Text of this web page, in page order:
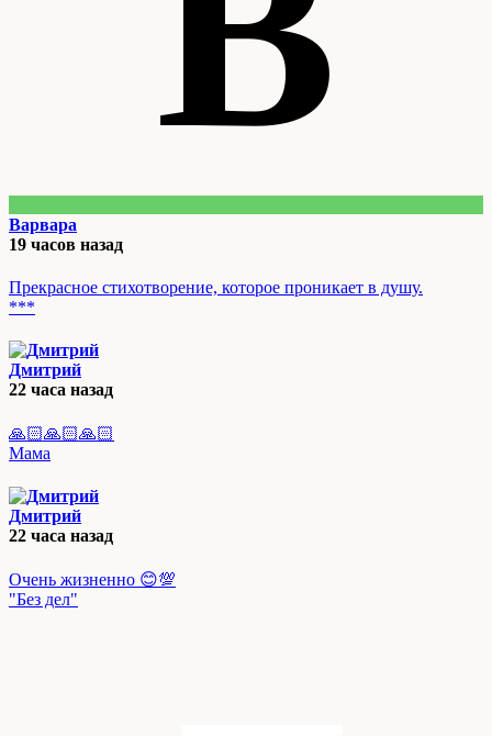
Варвара
19 часов назад
Прекрасное стихотворение, которое проникает в душу.
***
Дмитрий
22 часа назад
🙏🏻🙏🏻🙏🏻
Мама
Дмитрий
22 часа назад
Очень жизненно 😊💯
"Без дел"